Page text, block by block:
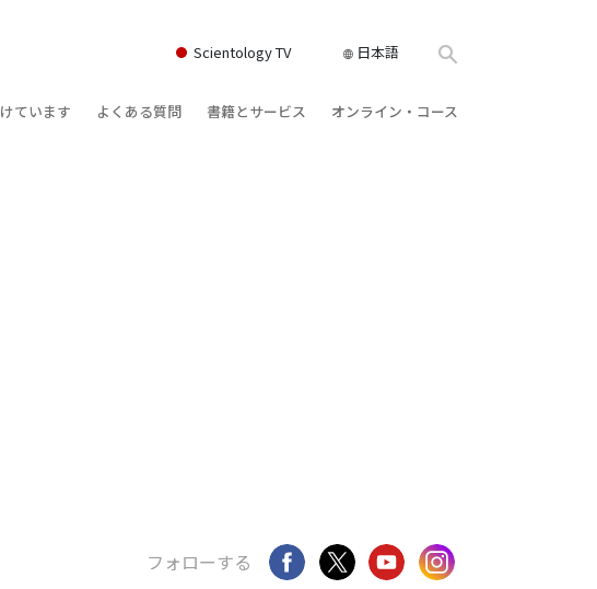
Scientology TV 日本語
ています よくある質問 書籍とサービス オンライン・コース
子ども
フォローする